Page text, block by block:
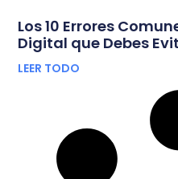
Los 10 Errores
Digital que Debes
LEER TODO